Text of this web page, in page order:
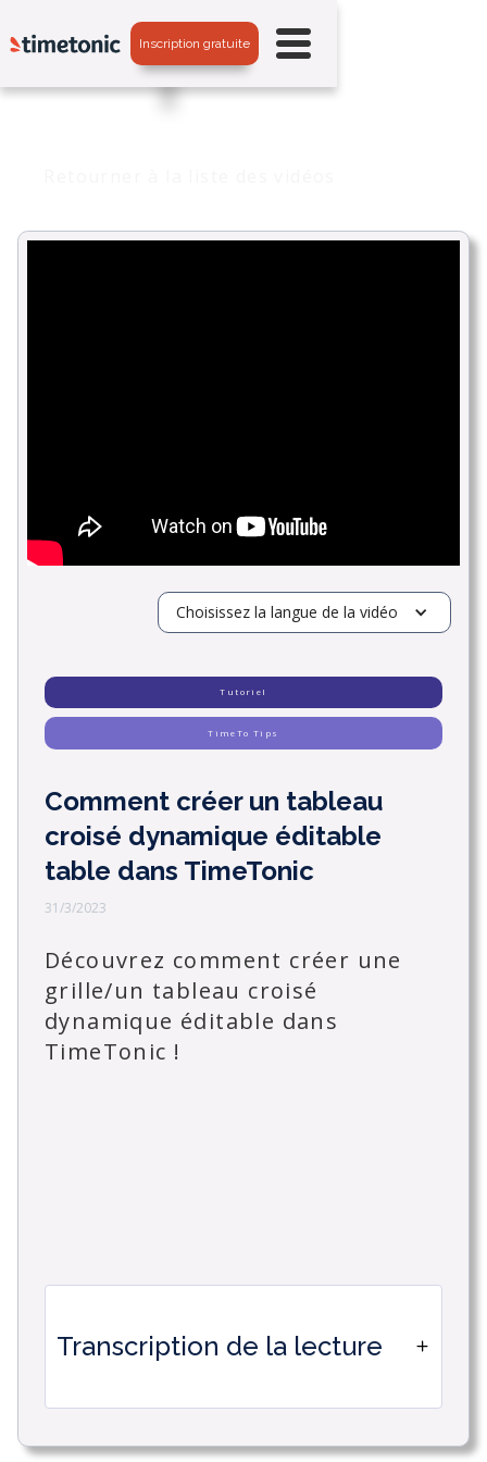
Inscription gratuite
Choisissez la langue de la vidéo
Tutoriel
TimeTo Tips
Comment créer un tableau
croisé dynamique éditable
table dans TimeTonic
31/3/2023
Découvrez comment créer une
grille/un tableau croisé
dynamique éditable dans
TimeTonic !
Transcription de la lecture
permettre la saisie des heures